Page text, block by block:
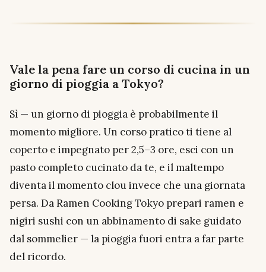
Vale la pena fare un corso di cucina in un
giorno di pioggia a Tokyo?
Sì — un giorno di pioggia è probabilmente il
momento migliore. Un corso pratico ti tiene al
coperto e impegnato per 2,5–3 ore, esci con un
pasto completo cucinato da te, e il maltempo
diventa il momento clou invece che una giornata
persa. Da Ramen Cooking Tokyo prepari ramen e
nigiri sushi con un abbinamento di sake guidato
dal sommelier — la pioggia fuori entra a far parte
del ricordo.